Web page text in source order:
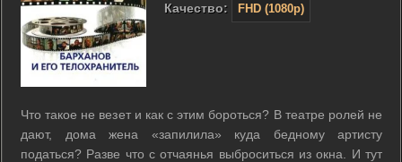
Качество:
FHD (1080p)
Что такое не везет и как с этим бороться? В театре ролей не
дают, дома жена «запилила» куда бедному артисту
податься? Разве что с отчаянья выброситься из окна. И тут